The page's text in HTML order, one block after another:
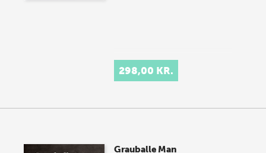
298,00 KR.
Grauballe Man